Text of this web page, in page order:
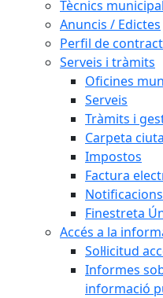
Tècnics
Anuncis / Edictes
Perfil de
Serveis i tràmits
Oficines
Serveis
Tràmits i
Carpeta
Impostos
Factura
Finestreta
Accés a la
Sol·licitud
Informes
informació